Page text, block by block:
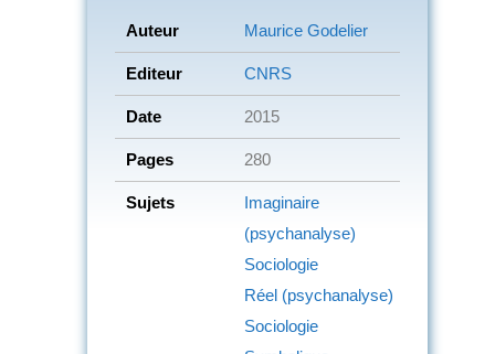
Auteur Maurice Godelier
Editeur CNRS
Date 2015
Pages 280
Sujets
Imaginaire
(psychanalyse)
Sociologie
Réel (psychanalyse)
Sociologie